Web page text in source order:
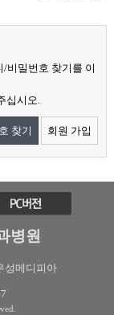
비밀번호 찾기를 이
십시오.
찾기 회원 가입
병원
성메디피아